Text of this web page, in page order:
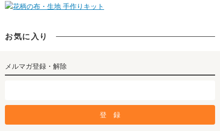
手作りキット
お気に入り
メルマガ登録・解除